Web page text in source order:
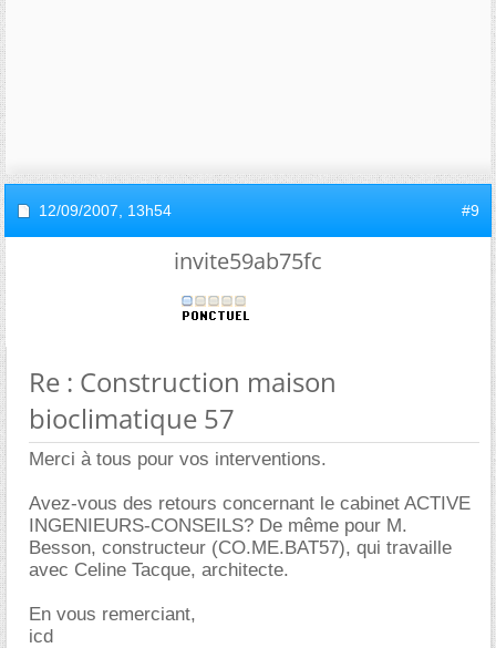
12/09/2007, 13h54 #9
invite59ab75fc
Re : Construction maison
bioclimatique 57
Merci à tous pour vos interventions.
Avez-vous des retours concernant le cabinet ACTIVE
INGENIEURS-CONSEILS? De même pour M.
Besson, constructeur (CO.ME.BAT57), qui travaille
avec Celine Tacque, architecte.
En vous remerciant,
icd